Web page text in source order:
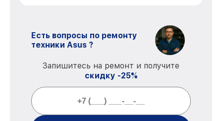
Есть вопросы по ремонту
техники Asus ?
Запишитесь на ремонт и получите
скидку -25%